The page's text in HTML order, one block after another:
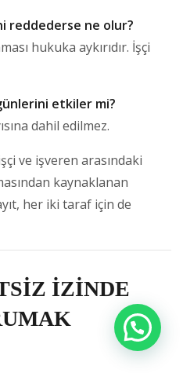
reddederse ne olur?
hukuka aykırıdır. İşçi
etkiler mi?
dahil edilmez.
ve işveren arasındaki
kaynaklanan
her iki taraf için de
İZİNDE